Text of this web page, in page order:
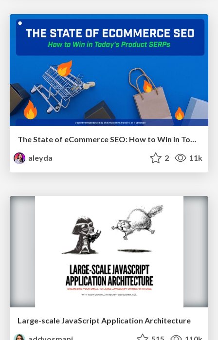
The State of eCommerce SEO: How to Win in Today's Products SERPs - #SEOweek
aleyda
2 11k
Large-scale JavaScript Application Architecture